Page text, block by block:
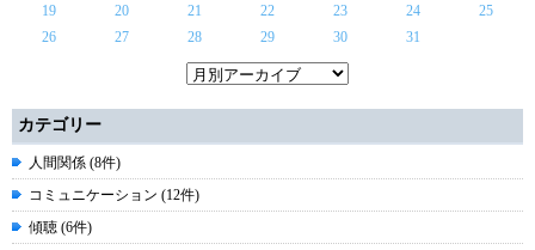
19
20 21 22 23 24
25
26
27 28 29 30 31
カテゴリー
人間関係 (8件)
コミュニケーション (12件)
傾聴 (6件)